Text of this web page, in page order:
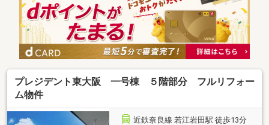
円からでも購入OK！●住宅ローン・ファイナンシャル
プランナー相談会実施中！「お家を買いたいけど、な
にからはじめればいいの？」不動産購入で失敗しない
ためにも、小さなことでも是非、当社へご相談くださ
い！
プレジデント東大阪 一号棟 ５階部分 フルリフォー
ム物件
近鉄奈良線 若江岩田駅 徒歩13分